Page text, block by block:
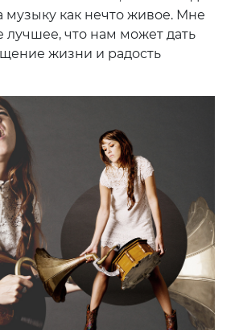
музыку как нечто живое. Мне
лучшее, что нам может дать
жизни и радость